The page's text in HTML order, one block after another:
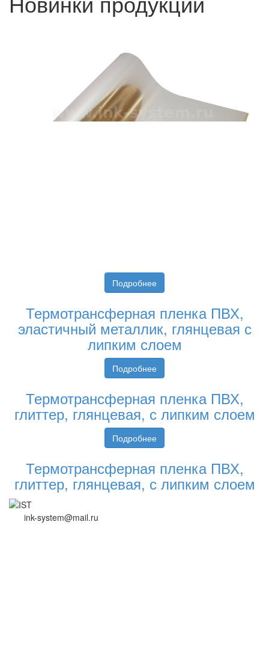
Подробнее
Термотрансферная пленка ПВХ,
эластичный металлик, глянцевая с
липким слоем
Подробнее
Термотрансферная пленка ПВХ,
глиттер, глянцевая, с липким слоем
Подробнее
Термотрансферная пленка ПВХ,
глиттер, глянцевая, с липким слоем
ink-system@mail.ru